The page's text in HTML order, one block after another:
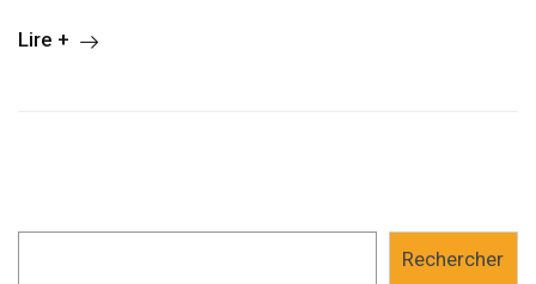
Lire +
Rechercher